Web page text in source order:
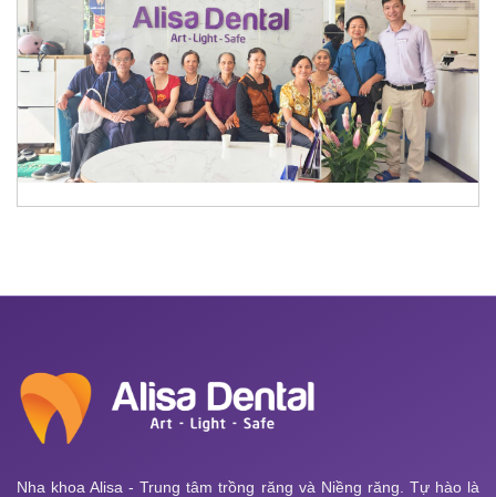
Nha khoa Alisa - Trung tâm trồng răng và Niềng răng. Tự hào là